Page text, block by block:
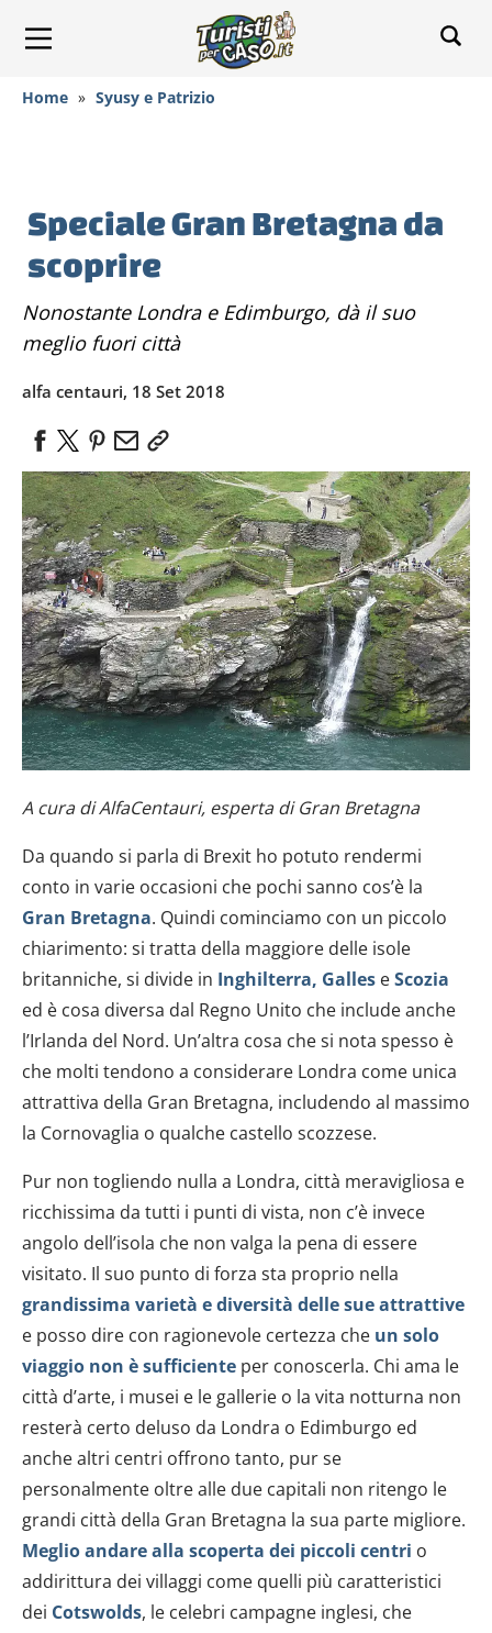
Home » Syusy e Patrizio
Speciale Gran Bretagna da
scoprire
Nonostante Londra e Edimburgo, dà il suo
meglio fuori città
alfa centauri, 18 Set 2018
A cura di AlfaCentauri, esperta di Gran Bretagna
Da quando si parla di Brexit ho potuto rendermi
conto in varie occasioni che pochi sanno cos’è la
Gran Bretagna. Quindi cominciamo con un piccolo
chiarimento: si tratta della maggiore delle isole
britanniche, si divide in Inghilterra, Galles eScozia
ed è cosa diversa dal Regno Unito che include anche
l’Irlanda del Nord. Un’altra cosa che si nota spesso è
che molti tendono a considerare Londra come unica
attrattiva della Gran Bretagna, includendo al massimo
la Cornovaglia o qualche castello scozzese.
Pur non togliendo nulla a Londra, città meravigliosa e
ricchissima da tutti i punti di vista, non c’è invece
angolo dell’isola che non valga la pena di essere
visitato. Il suo punto di forza sta proprio nella
grandissima varietà e diversità delle sue attrattive
e posso dire con ragionevole certezza che un solo
viaggio non è sufficiente per conoscerla. Chi ama le
città d’arte, i musei e le gallerie o la vita notturna non
resterà certo deluso da Londra o Edimburgo ed
anche altri centri offrono tanto, pur se
personalmente oltre alle due capitali non ritengo le
grandi città della Gran Bretagna la sua parte migliore.
Meglio andare alla scoperta dei piccoli centri o
addirittura dei villaggi come quelli più caratteristici
dei Cotswolds, le celebri campagne inglesi, che